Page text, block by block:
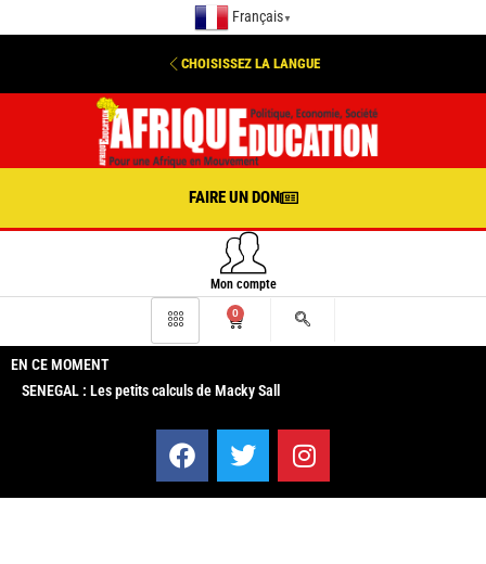
Français ▼
CHOISISSEZ LA LANGUE
FAIRE UN DON
Mon compte
0
EN CE MOMENT
SENEGAL : Les petits calculs de Macky Sall